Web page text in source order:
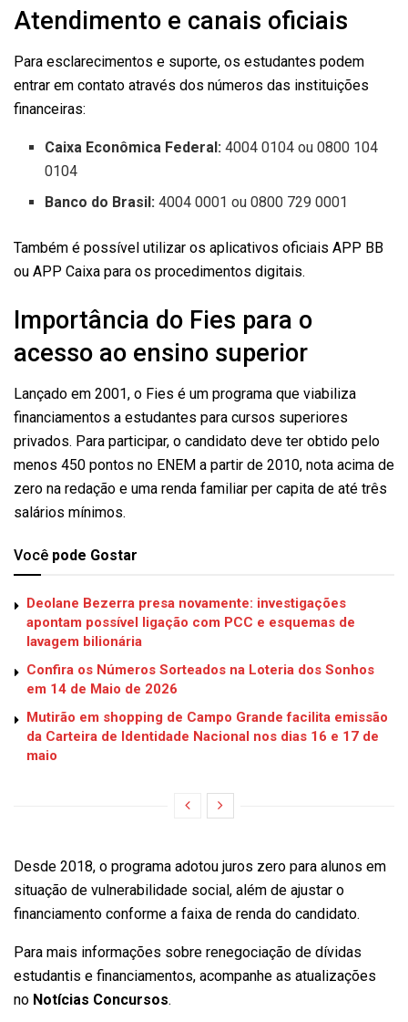
Atendimento e canais oficiais
Para esclarecimentos e suporte, os estudantes podem
entrar em contato através dos números das instituições
financeiras:
Caixa Econômica Federal: 4004 0104 ou 0800 104
0104
Banco do Brasil: 4004 0001 ou 0800 729 0001
Também é possível utilizar os aplicativos oficiais APP BB
ou APP Caixa para os procedimentos digitais.
Importância do Fies para o
acesso ao ensino superior
Lançado em 2001, o Fies é um programa que viabiliza
financiamentos a estudantes para cursos superiores
privados. Para participar, o candidato deve ter obtido pelo
menos 450 pontos no ENEM a partir de 2010, nota acima de
zero na redação e uma renda familiar per capita de até três
salários mínimos.
Você pode Gostar
Deolane Bezerra presa novamente: investigações
apontam possível ligação com PCC e esquemas de
lavagem bilionária
Confira os Números Sorteados na Loteria dos Sonhos
em 14 de Maio de 2026
Mutirão em shopping de Campo Grande facilita emissão
da Carteira de Identidade Nacional nos dias 16 e 17 de
maio
Desde 2018, o programa adotou juros zero para alunos em
situação de vulnerabilidade social, além de ajustar o
financiamento conforme a faixa de renda do candidato.
Para mais informações sobre renegociação de dívidas
estudantis e financiamentos, acompanhe as atualizações
no Notícias Concursos.